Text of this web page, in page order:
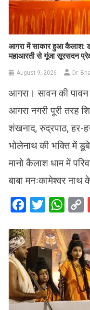
आगरा में साकार हुआ कैलाश:
महाआरती से गूंजा सूरसदन
August 9, 2026 Dr.
आगरा। सावन की पावन
आगरा नगरी पूरी तरह
शंखनाद, रुद्रपाठ, हर-
भोलेनाथ की भक्ति में
मानो कैलाश धाम में
बाबा मनःकामेश्वर
Facebook